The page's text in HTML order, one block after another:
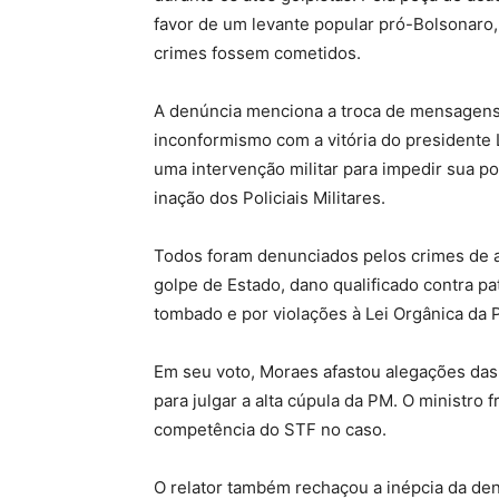
favor de um levante popular pró-
crimes fossem cometidos.
A denúncia menciona a troca de
inconformismo com a vitória do presidente
uma intervenção militar para impedir sua
inação dos Policiais Militares.
Todos foram denunciados pelos crimes
golpe de Estado, dano qualificado contra
tombado e por violações à Lei Orgânica da
Em seu voto, Moraes afastou alegações
para julgar a alta cúpula da PM. O
competência do STF no caso.
O relator também rechaçou a inépcia da